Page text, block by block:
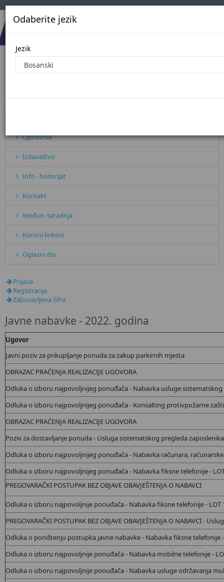
Odaberite jezik
Jezik
Javne nabavke - 2022. godina
Cjenovnik
Izdavaštvo
Info - historijat
Kontakt
Međun. saradnja
Korisni linkovi
Oglasni dio
Prijava
Registracija
Zaboravljena šifra
Javne nabavke - 2022. godina
Ugovor
Javni poziv za prikupljanje ponuda za zakup parkirnih mjesta
OBRAZAC PRAĆENJA REALIZACIJE UGOVORA
Odluka o izboru najpovoljnijeg ponuđača - Nabavka usluge
Odluka o izboru najpovoljnijeg ponuđača - Konsalting protivpožarne
OBRAZAC PRAĆENJA REALIZACIJE UGOVORA
Poziv za dostavljanje ponuda - Usluga sistematskog pregleda zaposlenika
Odluka o izboru najpovoljnijeg ponuđača - Nabavka računara,
Odluka o izboru najpovoljnijeg ponuđača - Nabavka fiksne telefonije -
PREGOVARAČKI POSTUPAK BEZ OBJAVE OBAVJEŠTENJA O NABAVCI
Odluka o izboru najpovoljnije ponuđača - Nabavkafiksne telefonije - LOT
PREGOVARAČKI POSTUPAK BEZ OBJAVE OBAVJEŠTENJA O NABAVCI -
Odluka o poništenju postupka javne nabavke - Nabavka fiksne telefonije -
Odluka o izboru najpovoljnije ponuđača - Nabavka mobilne telefonije -
Odluka o izboru najpovoljnije ponuđača - Nabavka usluge održavanja